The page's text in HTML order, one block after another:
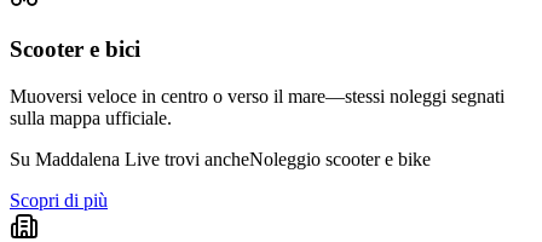
Scooter e bici
Muoversi veloce in centro o verso il mare—stessi noleggi segnati
sulla mappa ufficiale.
Su Maddalena Live trovi ancheNoleggio scooter e bike
Scopri di più